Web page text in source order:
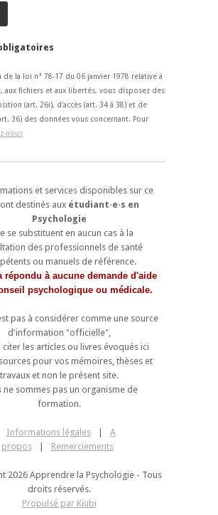
de la loi n° 78-17 du 06 janvier 1978 relative à
aux fichiers et aux libertés, vous disposez des
(art. 26i), d'accès (art. 34 à 38) et de
36) des données vous concernant. Pour
nous
et services disponibles sur ce
destinés aux étudiant·e·s en
Psychologie
se substituent en aucun cas à la
des professionnels de santé
ou manuels de référence.
répondu à aucune demande d'aide
psychologique ou médicale.
pas à considérer comme une source
d'information "officielle",
citer les articles ou livres évoqués ici
pour vos mémoires, thèses et
travaux et non le présent site.
ne sommes pas un organisme de
formation.
Informations légales
A
propos
Remerciements
2026 Apprendre la Psychologie - Tous
droits réservés.
Propulsé par Kiubi